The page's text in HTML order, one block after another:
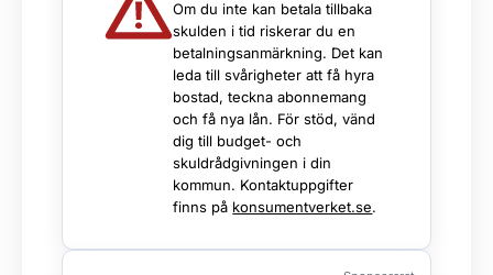
Om du inte kan betala tillbaka
skulden i tid riskerar du en
betalningsanmärkning. Det kan
leda till svårigheter att få hyra
bostad, teckna abonnemang
och få nya lån. För stöd, vänd
dig till budget- och
skuldrådgivningen i din
kommun. Kontaktuppgifter
finns på konsumentverket.se.